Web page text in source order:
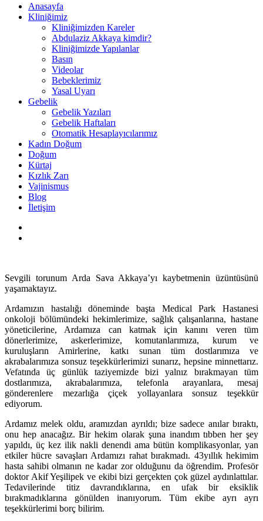
Anasayfa
Kliniğimiz
Kliniğimizden Kareler
Abdulaziz Akkaya kimdir?
Kliniğimizde Yapılanlar
Basın
Videolar
Bebeklerimiz
Yasal Uyarı
Gebelik
Gebelik Yazıları
Gebelik Haftaları
Otomatik Hesaplayıcılarımız
Kadın Doğum
Doğum
Kürtaj
Kızlık Zarı
Vajinismus
Blog
İletişim
Sevgili torunum Arda Sava Akkaya’yı kaybetmenin üzüntüsünü
yaşamaktayız.
Ardamızın hastalığı döneminde başta Medical Park Hastanesi
onkoloji bölümündeki hekimlerimize, sağlık çalışanlarına, hastane
yöneticilerine, Ardamıza can katmak için kanını veren tüm
dönerlerimize, askerlerimize, komutanlarımıza, kurum ve
kuruluşların Amirlerine, katkı sunan tüm dostlarımıza ve
akrabalarımıza sonsuz teşekkürlerimizi sunarız, hepsine minnettarız.
Vefatında üç günlük taziyemizde bizi yalnız bırakmayan tüm
dostlarımıza, akrabalarımıza, telefonla arayanlara, mesaj
gönderenlere mezarlığa çiçek yollayanlara sonsuz teşekkür
ediyorum.
Ardamız melek oldu, aramızdan ayrıldı; bize sadece anılar bıraktı,
onu hep anacağız. Bir hekim olarak şuna inandım tıbben her şey
yapıldı, üç kez ilik nakli denendi ama bütün komplikasyonlar, yan
etkiler hücre savaşları Ardamızı rahat bırakmadı. 43yıllık hekimim
hasta sahibi olmanın ne kadar zor olduğunu da öğrendim. Profesör
doktor Akif Yeşilipek ve ekibi bizi gerçekten çok güzel aydınlattılar.
Tedavilerinde titiz davrandıklarına, en ufak bir eksiklik
bırakmadıklarına gönülden inanıyorum. Tüm ekibe ayrı ayrı
teşekkürlerimi borç bilirim.